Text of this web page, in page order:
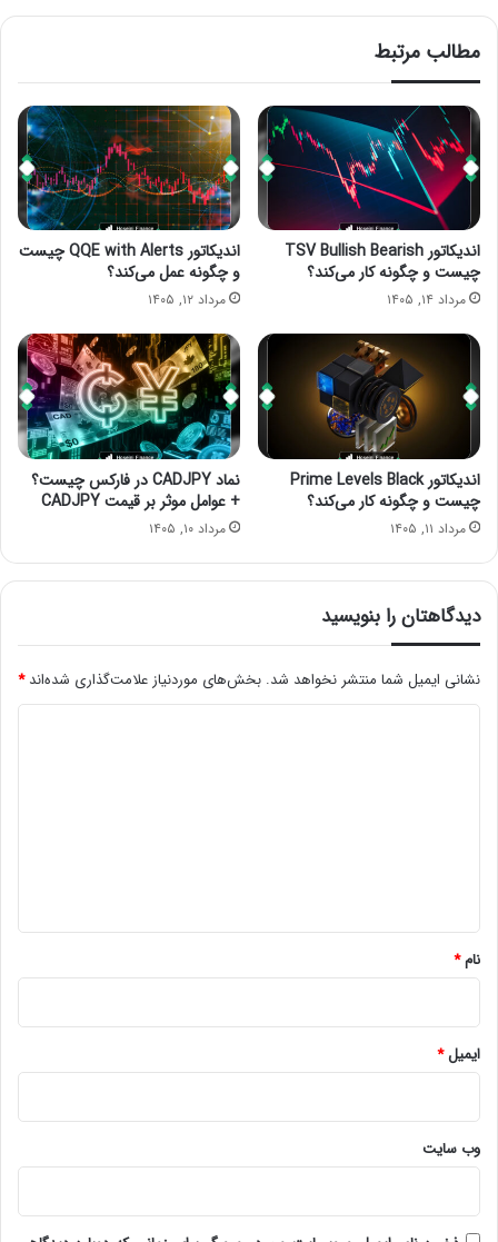
مطالب مرتبط
اندیکاتور TSV Bullish Bearish
چیست و چگونه کار می‌کند؟
مرداد ۱۴, ۱۴۰۵
اندیکاتور QQE with Alerts چیست
و چگونه عمل می‌کند؟
مرداد ۱۲, ۱۴۰۵
اندیکاتور Prime Levels Black
چیست و چگونه کار می‌کند؟
مرداد ۱۱, ۱۴۰۵
نماد CADJPY در فارکس چیست؟
+ عوامل موثر بر قیمت CADJPY
مرداد ۱۰, ۱۴۰۵
دیدگاهتان را بنویسید
نشانی ایمیل شما منتشر نخواهد شد. بخش‌های موردنیاز علامت‌گذاری شده‌اند*
نام*
ایمیل*
وب‌ سایت